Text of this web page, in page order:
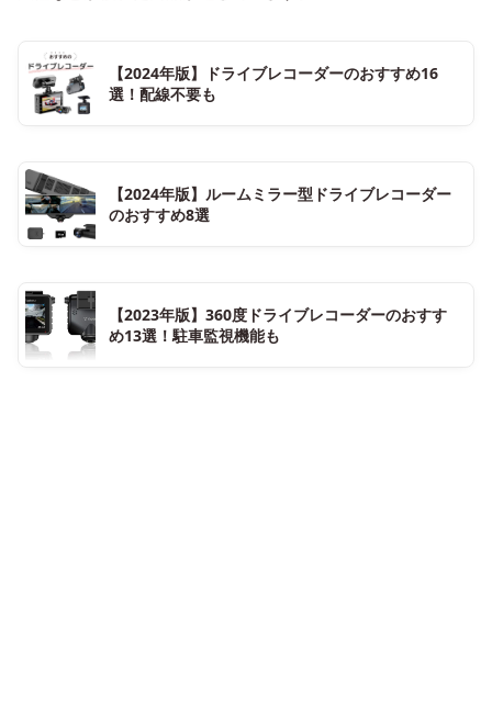
【2024年版】ドライブレコーダーのおすすめ16
選！配線不要も
【2024年版】ルームミラー型ドライブレコーダー
のおすすめ8選
【2023年版】360度ドライブレコーダーのおすす
め13選！駐車監視機能も